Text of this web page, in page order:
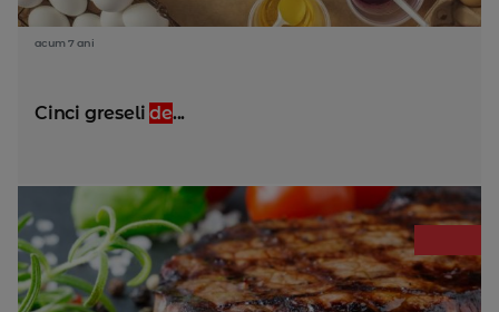
acum 7 ani
Cinci greselide...